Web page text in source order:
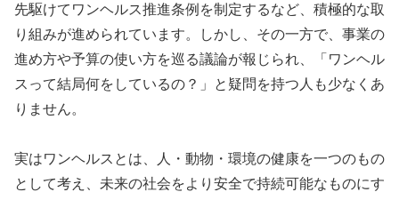
先駆けてワンヘルス推進条例を制定するなど、積極的な取
り組みが進められています。しかし、その一方で、事業の
進め方や予算の使い方を巡る議論が報じられ、「ワンヘル
スって結局何をしているの？」と疑問を持つ人も少なくあ
りません。
実はワンヘルスとは、人・動物・環境の健康を一つのもの
として考え、未来の社会をより安全で持続可能なものにす